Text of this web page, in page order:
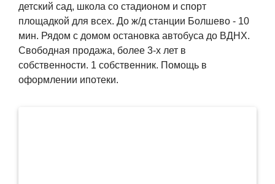
детский сад, школа со стадионом и спорт
площадкой для всех. До ж/д станции Болшево - 10
мин. Рядом с домом остановка автобуса до ВДНХ.
Свободная продажа, более 3-х лет в
собственности. 1 собственник. Помощь в
оформлении ипотеки.